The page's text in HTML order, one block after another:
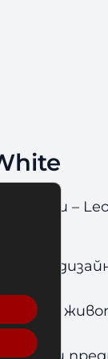
марки–
дълъг
и